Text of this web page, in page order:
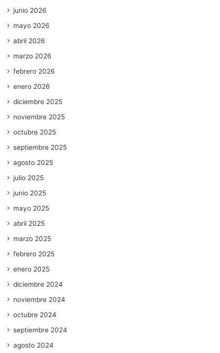
junio 2026
mayo 2026
abril 2026
marzo 2026
febrero 2026
enero 2026
diciembre 2025
noviembre 2025
octubre 2025
septiembre 2025
agosto 2025
julio 2025
junio 2025
mayo 2025
abril 2025
marzo 2025
febrero 2025
enero 2025
diciembre 2024
noviembre 2024
octubre 2024
septiembre 2024
agosto 2024